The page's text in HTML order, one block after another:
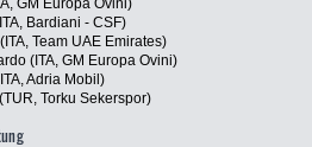
GM Europa Ovini)
Bardiani - CSF)
Team UAE Emirates)
(ITA, GM Europa Ovini)
Adria Mobil)
Torku Sekerspor)